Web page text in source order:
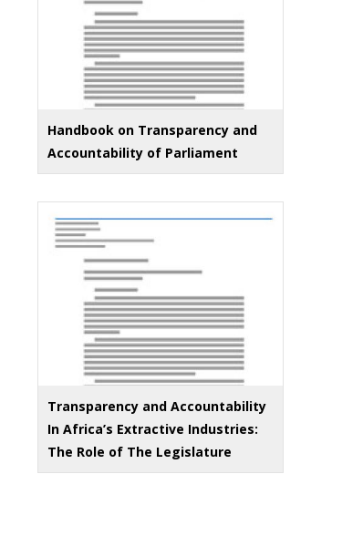
Handbook on Transparency and
Accountability of Parliament
Transparency and Accountability
In Africa’s Extractive Industries:
The Role of The Legislature